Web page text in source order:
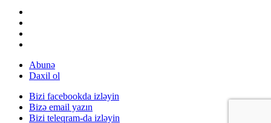
Abunə
Daxil ol
Bizi facebookda izləyin
Bizə email yazın
Bizi teleqram-da izləyin